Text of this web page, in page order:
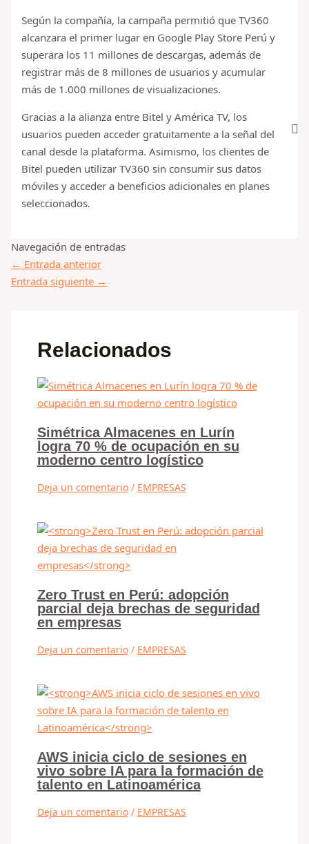
Según la compañía, la campaña permitió que TV360
alcanzara el primer lugar en Google Play Store Perú y
superara los 11 millones de descargas, además de
registrar más de 8 millones de usuarios y acumular
más de 1.000 millones de visualizaciones.
Gracias a la alianza entre Bitel y América TV, los
usuarios pueden acceder gratuitamente a la señal del
canal desde la plataforma. Asimismo, los clientes de
Bitel pueden utilizar TV360 sin consumir sus datos
móviles y acceder a beneficios adicionales en planes
seleccionados.
Navegación de entradas
← Entrada anterior
Entrada siguiente →
Relacionados
Simétrica Almacenes en Lurín
logra 70 % de ocupación en su
moderno centro logístico
Deja un comentario / EMPRESAS
Zero Trust en Perú: adopción
parcial deja brechas de seguridad
en empresas
Deja un comentario / EMPRESAS
AWS inicia ciclo de sesiones en
vivo sobre IA para la formación de
talento en Latinoamérica
Deja un comentario / EMPRESAS